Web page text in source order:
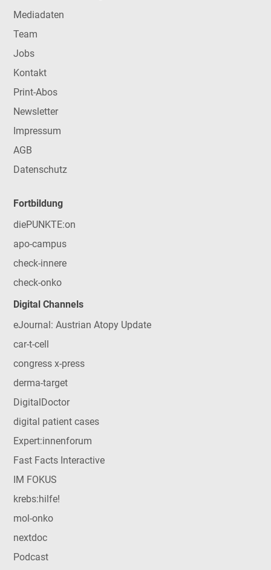
Mediadaten
Team
Jobs
Kontakt
Print-Abos
Newsletter
Impressum
AGB
Datenschutz
Fortbildung
diePUNKTE:on
apo-campus
check-innere
check-onko
Digital Channels
eJournal: Austrian Atopy Update
car-t-cell
congress x-press
derma-target
DigitalDoctor
digital patient cases
Expert:innenforum
Fast Facts Interactive
IM FOKUS
krebs:hilfe!
mol-onko
nextdoc
Podcast